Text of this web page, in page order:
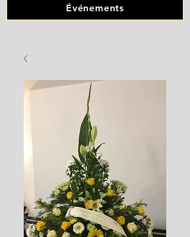
Événements